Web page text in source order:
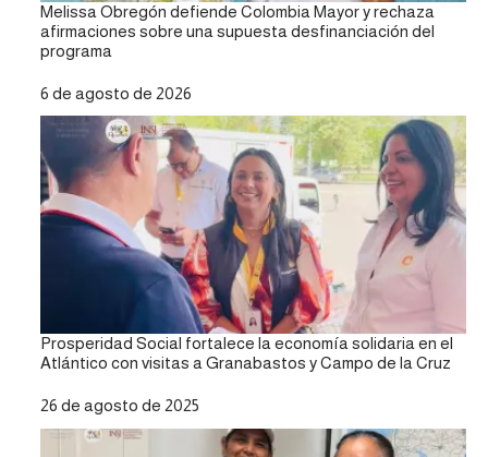
Melissa Obregón defiende Colombia Mayor y rechaza
afirmaciones sobre una supuesta desfinanciación del
programa
Fecha
6 de agosto de 2026
Prosperidad Social fortalece la economía solidaria en el
Atlántico con visitas a Granabastos y Campo de la Cruz
Fecha
26 de agosto de 2025